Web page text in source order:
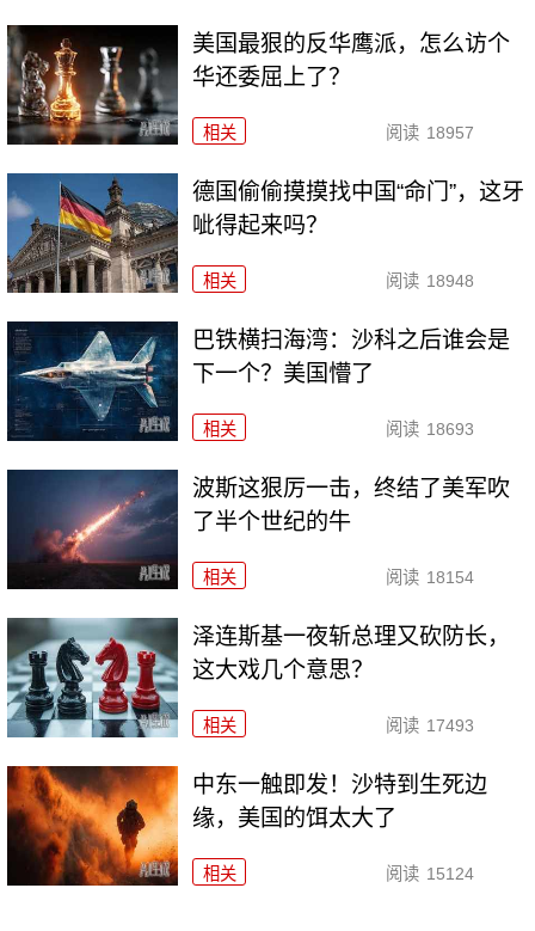
美国最狠的反华鹰派，怎么访个
华还委屈上了？
相关 阅读 18957
德国偷偷摸摸找中国“命门”，这牙
呲得起来吗？
相关 阅读 18948
巴铁横扫海湾：沙科之后谁会是
下一个？美国懵了
相关 阅读 18693
波斯这狠厉一击，终结了美军吹
了半个世纪的牛
相关 阅读 18154
泽连斯基一夜斩总理又砍防长，
这大戏几个意思？
相关 阅读 17493
中东一触即发！沙特到生死边
缘，美国的饵太大了
相关 阅读 15124